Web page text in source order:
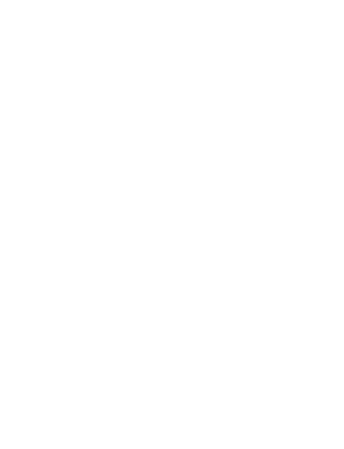
鲜杂烩、伏特羊角冻、蓝带鱼排、芦笋冷汤、辣龙椒沙拉、骨
绑定次数、绑定渠道、角色数据匹配、账号变更规则四个维度